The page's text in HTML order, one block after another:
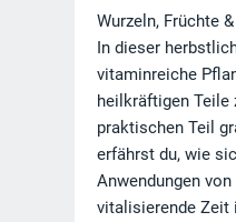
Wurzeln, Früchte
In dieser
vitaminreiche
heilkräftigen Teile
praktischen Teil
erfährst du, wie
Anwendungen
vitalisierende Zeit